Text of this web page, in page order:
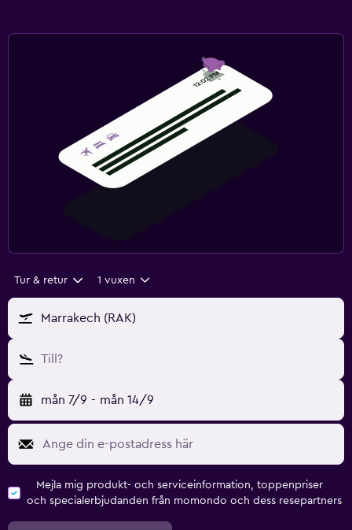
Tur & retur 1 vuxen
Marrakech (RAK)
Till?
mån 7/9 - mån 14/9
Mejla mig produkt- och serviceinformation, toppenpriser
och specialerbjudanden från momondo och dess resepartners